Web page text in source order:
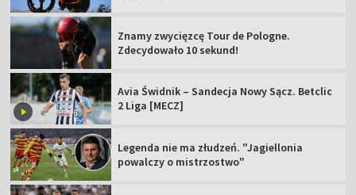
Znamy zwycięzcę Tour de Pologne.
Zdecydowało 10 sekund!
Avia Świdnik – Sandecja Nowy Sącz. Betclic
2 Liga [MECZ]
Legenda nie ma złudzeń. "Jagiellonia
powalczy o mistrzostwo"